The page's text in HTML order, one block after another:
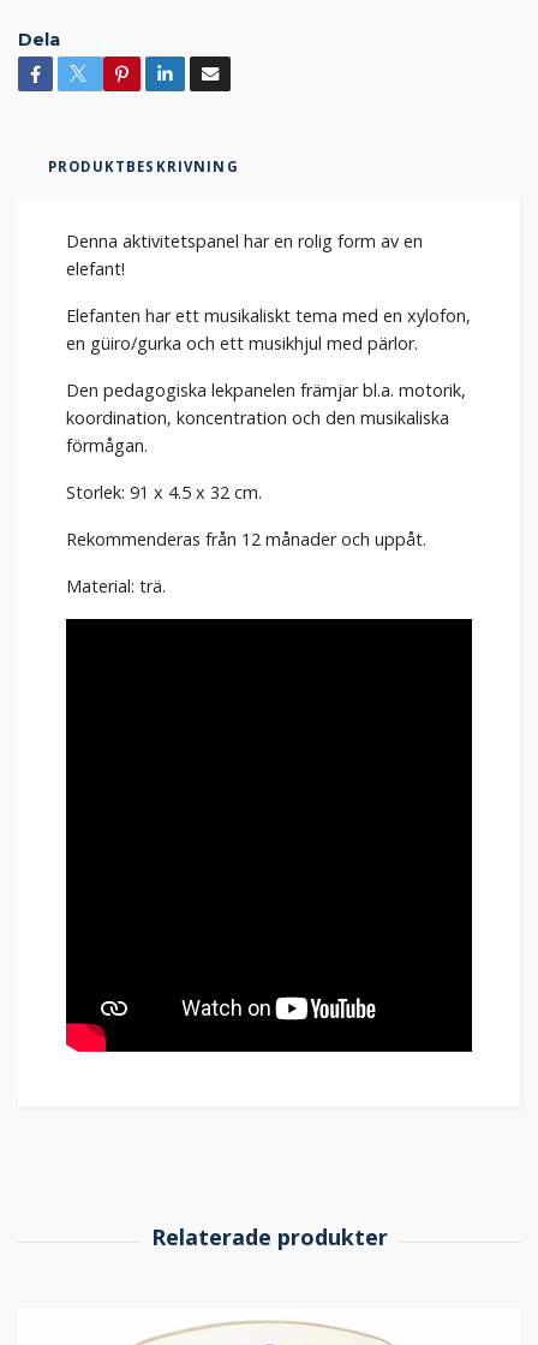
Dela
PRODUKTBESKRIVNING
Denna aktivitetspanel har en rolig form av en
elefant!
Elefanten har ett musikaliskt tema med en xylofon,
en güiro/gurka och ett musikhjul med pärlor.
Den pedagogiska lekpanelen främjar bl.a. motorik,
koordination, koncentration och den musikaliska
förmågan.
Storlek: 91 x 4.5 x 32 cm.
Rekommenderas från 12 månader och uppåt.
Material: trä.